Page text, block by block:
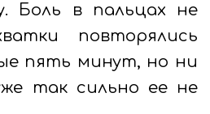
Боль в пальцах не
повторялись
пять минут, но ни
так сильно ее не